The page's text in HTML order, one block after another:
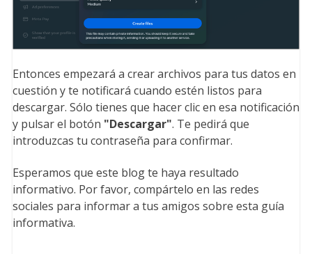
Entonces empezará a crear archivos para tus datos en
cuestión y te notificará cuando estén listos para
descargar. Sólo tienes que hacer clic en esa notificación
y pulsar el botón "Descargar". Te pedirá que
introduzcas tu contraseña para confirmar.
Esperamos que este blog te haya resultado
informativo. Por favor, compártelo en las redes
sociales para informar a tus amigos sobre esta guía
informativa.